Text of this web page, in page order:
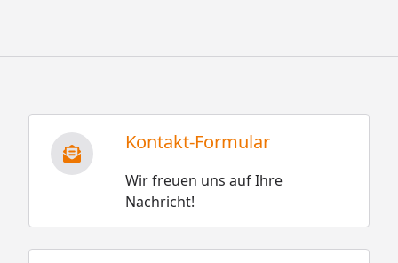
Kontakt-Formular
Wir freuen uns auf Ihre
Nachricht!